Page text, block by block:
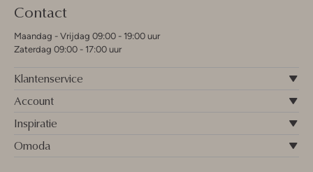
Contact
Maandag - Vrijdag 09:00 - 19:00 uur
Zaterdag 09:00 - 17:00 uur
Klantenservice
Account
Inspiratie
Omoda